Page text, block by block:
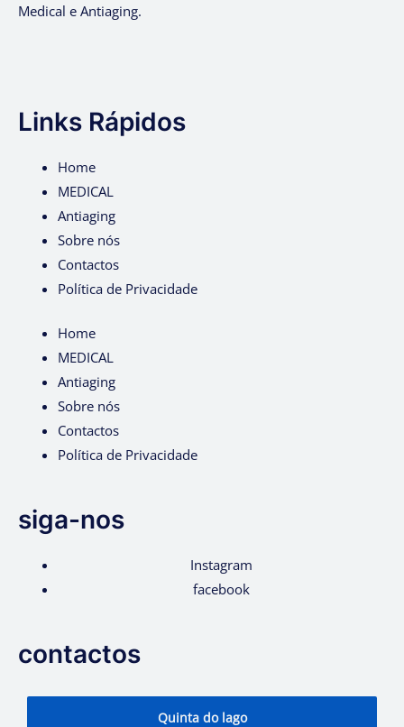
Medical e Antiaging.
Links Rápidos
Home
MEDICAL
Antiaging
Sobre nós
Contactos
Política de Privacidade
Home
MEDICAL
Antiaging
Sobre nós
Contactos
Política de Privacidade
siga-nos
Instagram
facebook
contactos
Quinta do lago